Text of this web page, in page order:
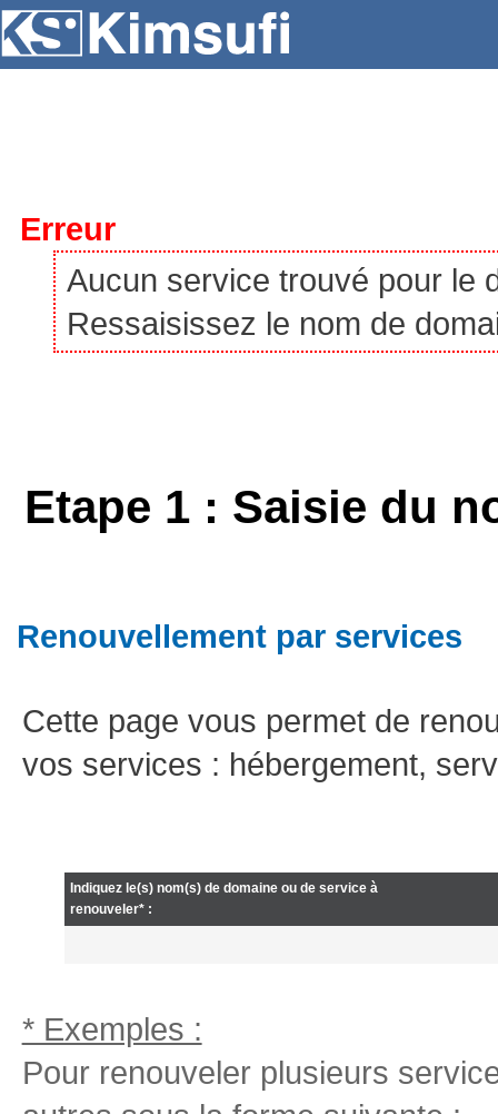
Erreur
Aucun service trouvé pour le
Ressaisissez le nom de
Etape 1 : Saisie du
Renouvellement par services
Cette page vous permet de
vos services : hébergement,
Indiquez le(s) nom(s) de domaine ou de service à
renouveler* :
* Exemples :
Pour renouveler plusieurs